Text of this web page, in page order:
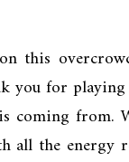
this
you for
from.
all the